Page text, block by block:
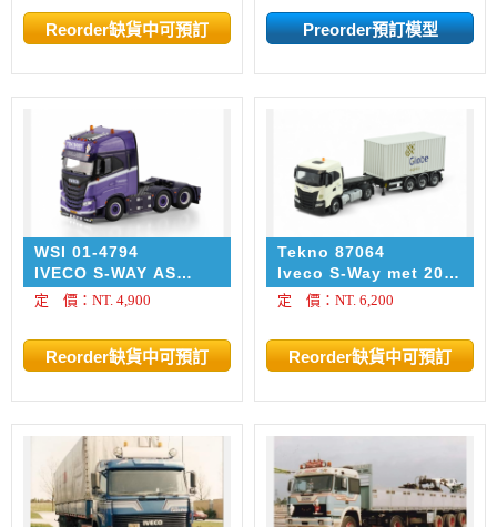
RAMPS - 3 AXLE Kors
Hoogwerksystemen
WSI 01-4794
IVECO S-WAY AS
HIGH 6X2 TWIN
STEER W. Neidhöfer
定 價：NT. 4,900
Tekno 87064
Iveco S-Way met 20ft.
container Globe
Group
定 價：NT. 6,200